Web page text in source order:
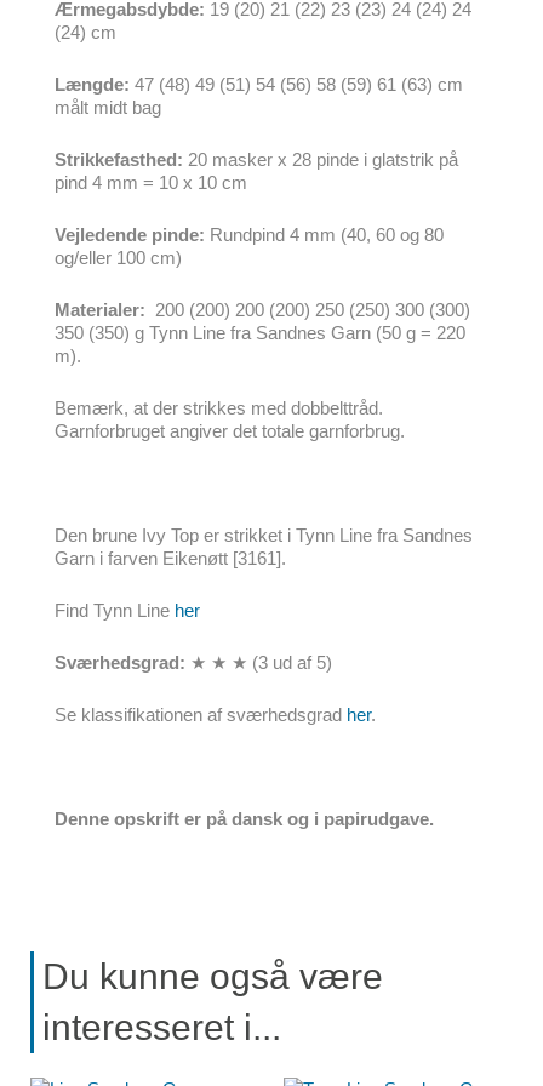
Ærmegabsdybde: 19 (20) 21 (22) 23 (23) 24 (24) 24
(24) cm
Længde: 47 (48) 49 (51) 54 (56) 58 (59) 61 (63) cm
målt midt bag
Strikkefasthed: 20 masker x 28 pinde i glatstrik på
pind 4 mm = 10 x 10 cm
Vejledende pinde: Rundpind 4 mm (40, 60 og 80
og/eller 100 cm)
Materialer: 200 (200) 200 (200) 250 (250) 300 (300)
350 (350) g Tynn Line fra Sandnes Garn (50 g = 220
m).
Bemærk, at der strikkes med dobbelttråd.
Garnforbruget angiver det totale garnforbrug.
Den brune Ivy Top er strikket i Tynn Line fra Sandnes
Garn i farven Eikenøtt [3161].
Find Tynn Line her
Sværhedsgrad: ★ ★ ★ (3 ud af 5)
Se klassifikationen af sværhedsgrad her.
Denne opskrift er på dansk og i papirudgave.
Du kunne også være
interesseret i...